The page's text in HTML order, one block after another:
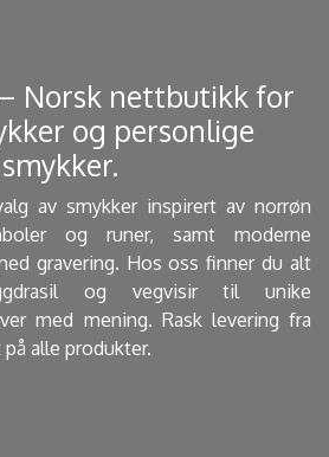
– Norsk nettbutikk for
og personlige
smykker. ​
av smykker inspirert av norrøn
og runer, samt moderne
gravering. Hos oss finner du alt
og vegvisir til unike
med mening. Rask levering fra
alle produkter.